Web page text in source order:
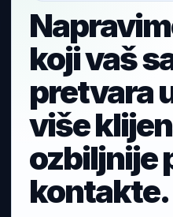
koji vaš
pretvara
više
ozbiljnije
kontakte.